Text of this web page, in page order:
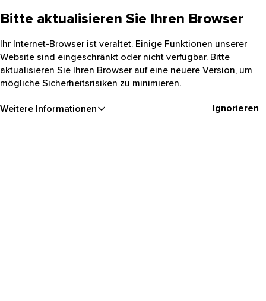
Bitte aktualisieren Sie Ihren Browser
Ihr Internet-Browser ist veraltet. Einige Funktionen unserer
Website sind eingeschränkt oder nicht verfügbar. Bitte
aktualisieren Sie Ihren Browser auf eine neuere Version, um
mögliche Sicherheitsrisiken zu minimieren.
Weitere Informationen Ignorieren